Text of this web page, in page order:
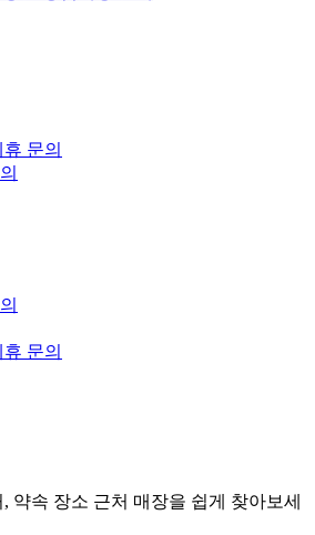
문의
문의
약속 장소 근처 매장을 쉽게 찾아보세